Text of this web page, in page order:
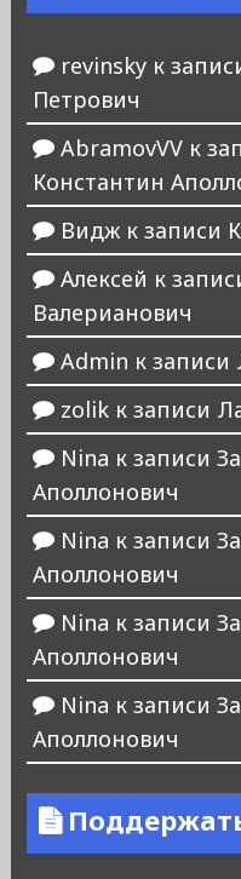
revinskyк
Петрович
AbramovVVк
Константин
Виджк записи
Алексей к
Валерианович
Admin к записи
zolikк записи
Nina к записи
Аполлонович
Nina к записи
Аполлонович
Nina к записи
Аполлонович
Nina к записи
Аполлонович